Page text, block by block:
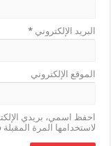
البريد الإلكتروني*
الموقع الإلكتروني
احفظ اسمي، بريدي
لاستخدامها المرة